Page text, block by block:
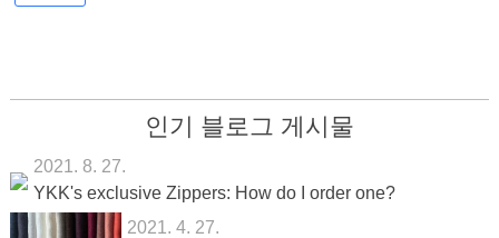
인기 블로그 게시물
2021. 8. 27.
YKK's exclusive Zippers: How do I order one?
2021. 4. 27.